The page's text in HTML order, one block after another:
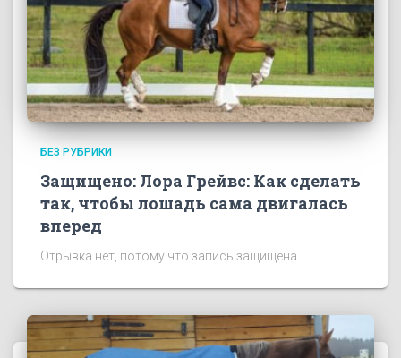
БЕЗ РУБРИКИ
Защищено: Лора Грейвс: Как сделать
так, чтобы лошадь сама двигалась
вперед
Отрывка нет, потому что запись защищена.